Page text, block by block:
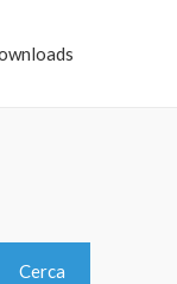
Cerca